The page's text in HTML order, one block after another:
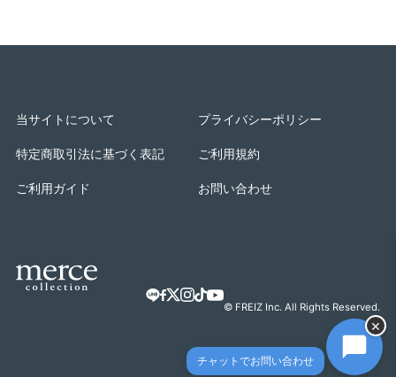
チャットでお問い合わせ
×
当サイトについて プライバシーポリシー
特定商取引法に基づく表記 ご利用規約
ご利用ガイド お問い合わせ
© FREIZ Inc. All Rights Reserved.